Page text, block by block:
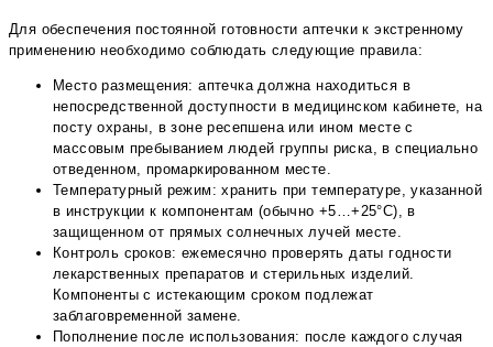
Для обеспечения постоянной готовности аптечки к экстренному
применению необходимо соблюдать следующие правила:
Место размещения: аптечка должна находиться в
непосредственной доступности в медицинском кабинете, на
посту охраны, в зоне ресепшена или ином месте с
массовым пребыванием людей группы риска, в специально
отведенном, промаркированном месте.
Температурный режим: хранить при температуре, указанной
в инструкции к компонентам (обычно +5…+25°С), в
защищенном от прямых солнечных лучей месте.
Контроль сроков: ежемесячно проверять даты годности
лекарственных препаратов и стерильных изделий.
Компоненты с истекающим сроком подлежат
заблаговременной замене.
Пополнение после использования: после каждого случая